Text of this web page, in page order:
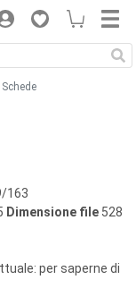
Schede
163
Dimensione file 528
per saperne di